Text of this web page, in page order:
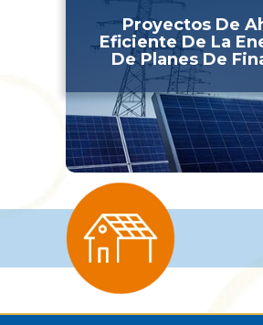
Proyectos De
Eficiente De La
De Planes De